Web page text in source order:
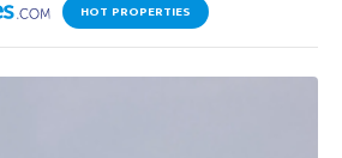
HOT PROPERTIES